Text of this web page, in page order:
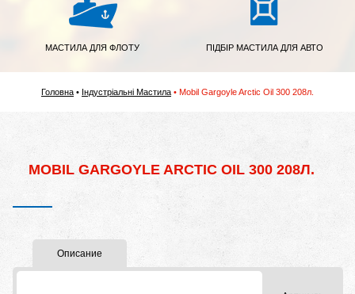
МАСТИЛА ДЛЯ ФЛОТУ ПІДБІР МАСТИЛА ДЛЯ АВТО
Головна Індустріальні Мастила Mobil Gargoyle Arctic Oil 300 208л.
MOBIL GARGOYLE ARCTIC OIL 300 208Л.
Описание